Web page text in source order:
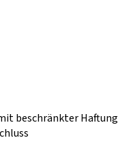
beschränkter Haftung